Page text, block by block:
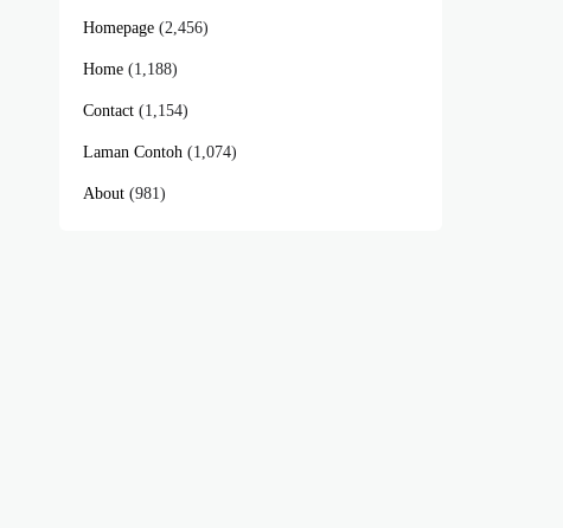
Homepage (2,456)
Home (1,188)
Contact (1,154)
Laman Contoh (1,074)
About (981)